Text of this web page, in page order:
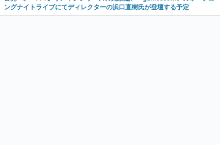
ングナイトライブにてディレクターの浜口直樹氏が登壇する予定